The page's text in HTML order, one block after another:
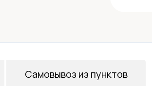
Самовывоз из пунктов